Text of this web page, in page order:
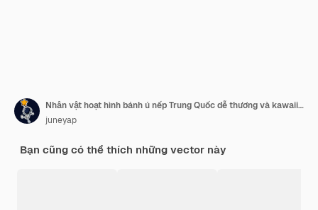
Nhân vật hoạt hình bánh ú nếp Trung Quốc dễ thương và kawaii với lá tre
juneyap
Bạn cũng có thể thích những vector này